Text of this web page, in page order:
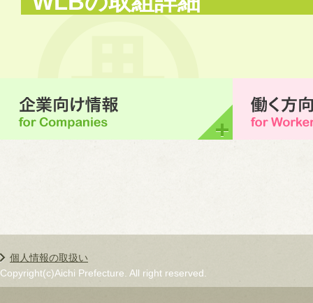
個人情報の取扱い
Copyright(c)Aichi Prefecture. All right reserved.